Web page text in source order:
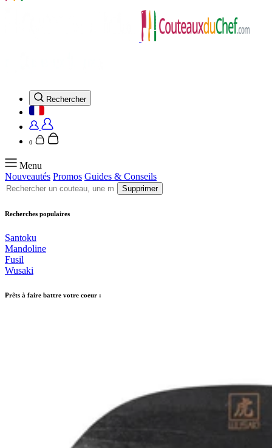
Rechercher
0
Menu
Nouveautés Promos Guides & Conseils
Supprimer
Recherches populaires
Santoku
Mandoline
Fusil
Wusaki
Prêts à faire battre votre coeur :